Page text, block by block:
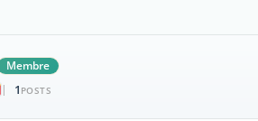
Membre
|
1 POSTS